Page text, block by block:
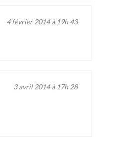
4 février 2014 à 19h 43
3 avril 2014 à 17h 28